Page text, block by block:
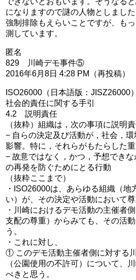
になりますので謎の人物としました
強制排除もえらいことですが、も
測しています。
匿名
829 川崎デモ事件⑤
2016年6月8日 4:28 PM（再投稿）
ISO26000（日本語版：JISZ26000）
社会的責任に関する手引
4.2 説明責任
（抜粋）組織は，次の事項に説明
− 自らの決定及び活動が，社会，
影響。特に，それらがもたらした
− 故意ではなく，かつ，予想でき
の再発を防ぐためにとる行動
（抜粋ここまで）
・ISO26000は、あらゆる組織（地
い）が、その決定や活動において尊
・川崎におけるデモ活動の主催者
支配の尊重）からみても、その活
う。
・これに対し、
① このデモ活動主催者側に対する
（公園使用の不許可）について、
べきと思う。